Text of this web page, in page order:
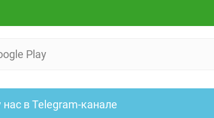
Play
в Telegram-канале